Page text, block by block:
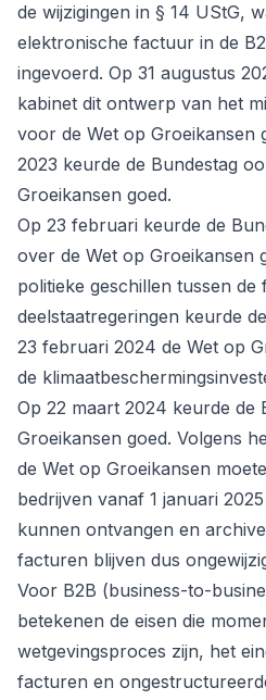
de wijzigingen in § 14 UStG,
elektronische factuur in de
ingevoerd. Op 31 augustus
kabinet dit ontwerp van het
voor de Wet op Groeikansen
2023 keurde de Bundestag
Groeikansen goed.
Op 23 februari keurde de
over de Wet op Groeikansen
politieke geschillen tussen de
deelstaatregeringen keurde
23 februari 2024 de Wet op
de
Op 22 maart 2024 keurde de
Groeikansen goed. Volgens
de Wet op Groeikansen
bedrijven vanaf 1 januari
kunnen ontvangen en
facturen blijven dus
Voor B2B (business-to-
betekenen de eisen die
wetgevingsproces zijn, het
facturen en